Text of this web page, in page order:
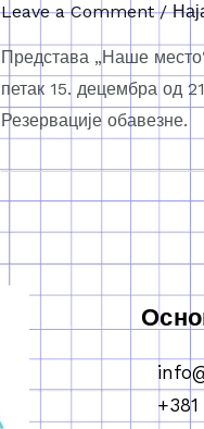
Leave a Comment /
Представа „Наше
петак 15. децембра од
Резервације обавезне.